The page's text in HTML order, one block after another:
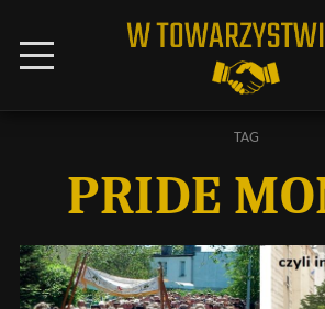
TAG
PRIDE